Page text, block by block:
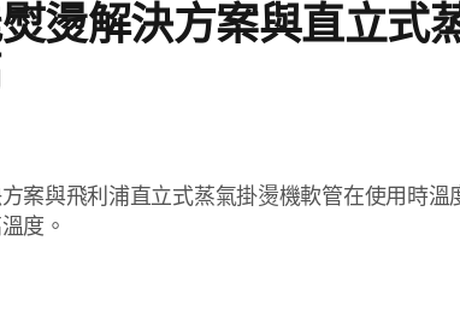
燙解決方案與直立式
案與飛利浦直立式蒸氣掛燙機軟管在使用時
度。